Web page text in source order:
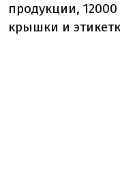
продукции,
крышки и